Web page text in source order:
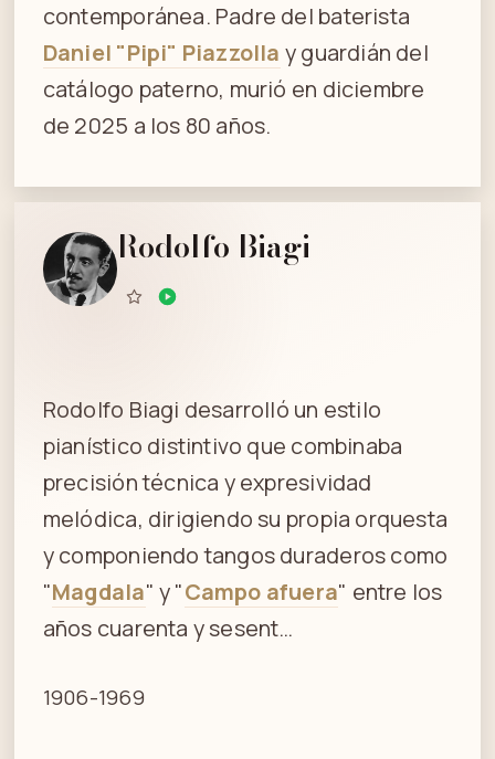
contemporánea. Padre del baterista
Daniel "Pipi" Piazzolla y guardián del
catálogo paterno, murió en diciembre
de 2025 a los 80 años.
Rodolfo Biagi
Rodolfo Biagi desarrolló un estilo
pianístico distintivo que combinaba
precisión técnica y expresividad
melódica, dirigiendo su propia orquesta
y componiendo tangos duraderos como
"Magdala" y "Campo afuera" entre los
años cuarenta y sesent…
1906-1969